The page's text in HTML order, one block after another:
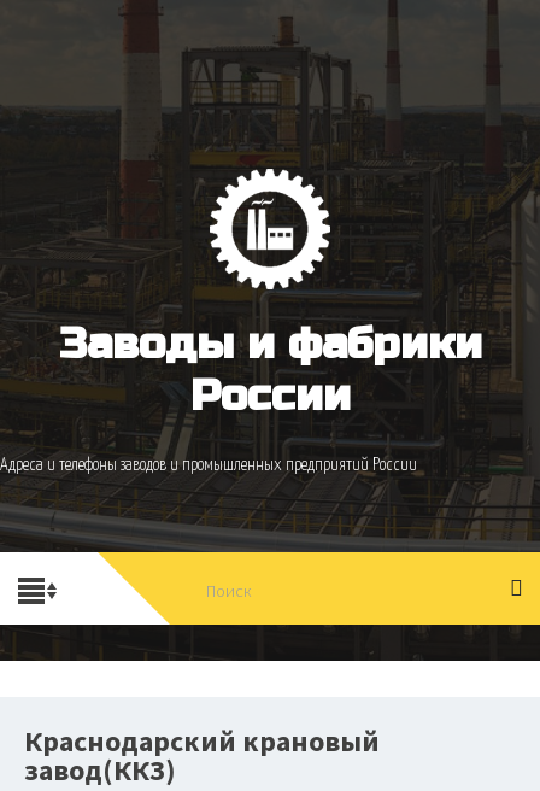
Заводы и фабрики
России
Адреса и телефоны заводов и промышленных предприятий России
Краснодарский крановый
завод(ККЗ)